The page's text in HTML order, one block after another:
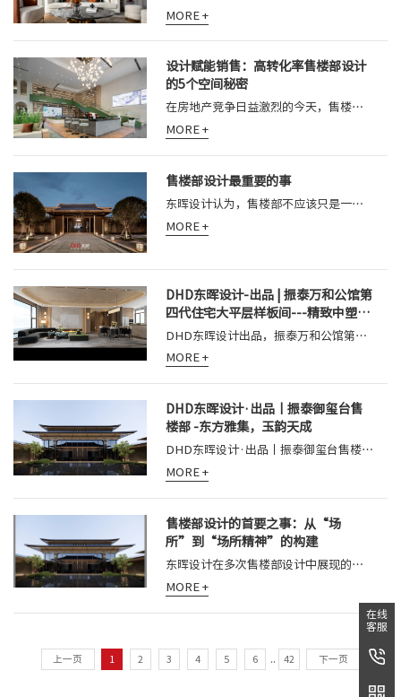
MORE +
设计赋能销售：高转化率售楼部设计
的5个空间秘密
在房地产竞争日益激烈的今天，售楼部早已超越了单纯的样品房展示和签约场所的功能。它本质上是一个品牌的立体名片、产品的沉浸剧场和客户决
MORE +
售楼部设计最重要的事
东晖设计认为，售楼部不应该只是一个销售场所，而应该是品牌故事的实体叙述者，是未来生活方式的提前体验区。
MORE +
DHD东晖设计-出品 | 振泰万和公馆第
四代住宅大平层样板间---精致中塑造
典雅
DHD东晖设计出品，振泰万和公馆第四代住宅大平层样板间，精致中塑造典雅
MORE +
DHD东晖设计·出品丨振泰御玺台售
楼部 -东方雅集，玉韵天成
DHD东晖设计·出品丨振泰御玺台售楼部 -东方雅集，玉韵天成
MORE +
售楼部设计的首要之事：从“场
所”到“场所精神”的构建
东晖设计在多次售楼部设计中展现的功力，正在于将销售流程所需的各个节点，不着痕迹地编织进一段完整而愉悦的探索旅程里，使商业行为升华为价值发现与共鸣的过程。
MORE +
上一页 1 2 3 4 5 6 42 下一页
在线
客服